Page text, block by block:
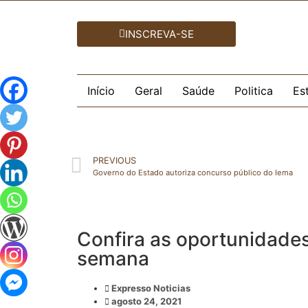
INSCREVA-SE
Início Geral Saúde Politica
PREVIOUS
Governo do Estado autoriza concurso público do Iema
Confira as
semana
Expresso Noticias
agosto 24, 2021